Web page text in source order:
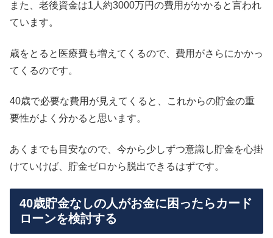
また、老後資金は1人約3000万円の費用がかかると言われ
ています。
歳をとると医療費も増えてくるので、費用がさらにかかっ
てくるのです。
40歳で必要な費用が見えてくると、これからの貯金の重
要性がよく分かると思います。
あくまでも目安なので、今から少しずつ意識し貯金を心掛
けていけば、貯金ゼロから脱出できるはずです。
40歳貯金なしの人がお金に困ったらカード
ローンを検討する